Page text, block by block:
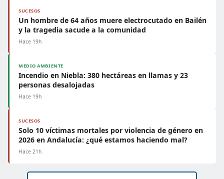
SUCESOS
Un hombre de 64 años muere electrocutado en Bailén
y la tragedia sacude a la comunidad
Hace 19h
MEDIO AMBIENTE
Incendio en Niebla: 380 hectáreas en llamas y 23
personas desalojadas
Hace 19h
SUCESOS
Solo 10 víctimas mortales por violencia de género en
2026 en Andalucía: ¿qué estamos haciendo mal?
Hace 21h